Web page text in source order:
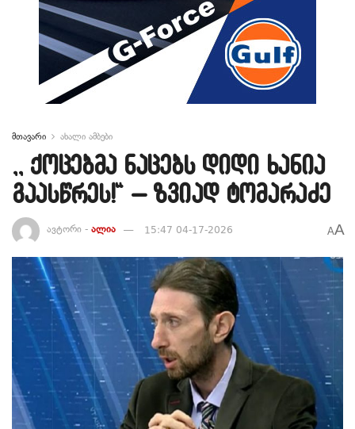
მთავარი ახალი ამბები
,, ქოცებმა ნაცებს დიდი ხანია
გაასწრეს!“ – ზვიად ტომარაძე
ავტორი - ალია 15:47 04-17-2026 AA